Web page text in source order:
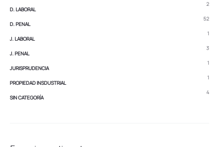
D. LABORAL
2
D. PENAL
52
J. LABORAL
1
J. PENAL
3
JURISPRUDENCIA
1
PROPIEDAD INSDUSTRIAL
1
SIN CATEGORÍA
4